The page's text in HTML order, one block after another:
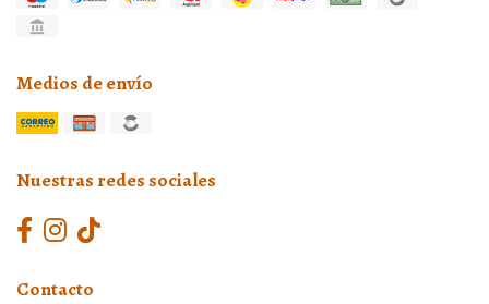
Medios de envío
Nuestras redes sociales
Contacto